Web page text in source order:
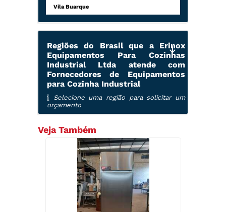
Vila Buarque
Regiões do Brasil que a Erinox
Equipamentos Para Cozinhas
Industrial Ltda atende com
Fornecedores de Equipamentos
para Cozinha Industrial
Selecione uma região para solicitar um
orçamento
Veja Também